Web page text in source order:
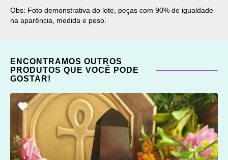
Obs: Foto demonstrativa do lote, peças com 90% de igualdade
na aparência, medida e peso.
ENCONTRAMOS OUTROS
PRODUTOS QUE VOCÊ PODE
GOSTAR!
ADICIONAR
OS
FAVORITOS